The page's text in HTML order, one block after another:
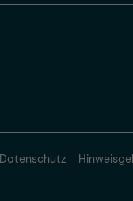
Datenschutz